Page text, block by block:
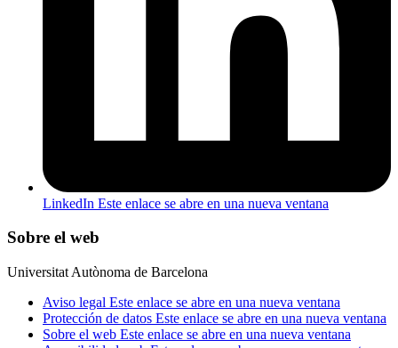
LinkedIn Este enlace se abre en una nueva ventana
Sobre el web
Universitat Autònoma de Barcelona
Aviso legal Este enlace se abre en una nueva ventana
Protección de datos Este enlace se abre en una nueva ventana
Sobre el web Este enlace se abre en una nueva ventana